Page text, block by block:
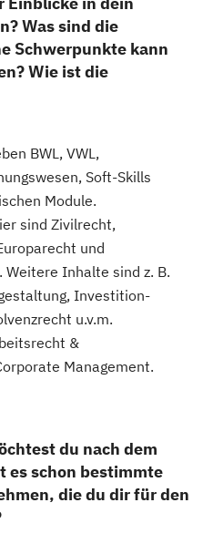
Was sind die
Schwerpunkte kann
Wie ist die
BWL, VWL,
Soft-Skills
Module.
sind Zivilrecht,
und
Inhalte sind z. B.
Investition-
u.v.m.
&
Management.
du nach dem
es schon bestimmte
die du dir für den